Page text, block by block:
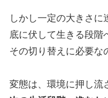
しかし一定の大きさに
底に伏して生きる段階
その切り替えに必要な
変態は、環境に押し流